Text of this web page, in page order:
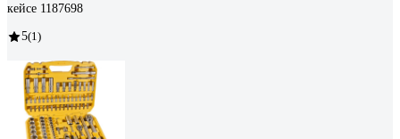
кейсе 1187698
5(1)